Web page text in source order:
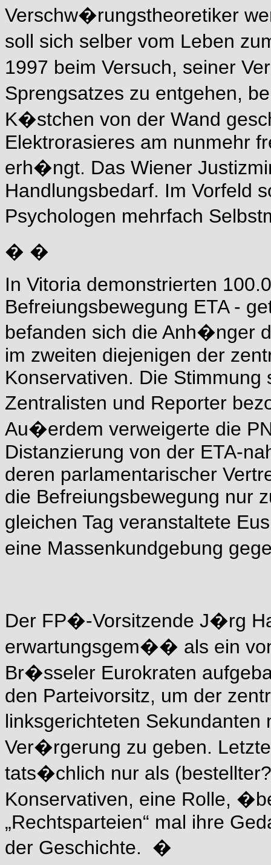
Verschw�rungstheoretiker
soll sich selber vom Leben
1997 beim Versuch, seiner
Sprengsatzes zu entgehen,
K�stchen von der Wand
Elektrorasieres am nunmehr
erh�ngt. Das Wiener
Handlungsbedarf. Im Vorfeld
Psychologen mehrfach
� �
In Vitoria demonstrierten
Befreiungsbewegung ETA -
befanden sich die Anh�nger
im zweiten diejenigen der
Konservativen. Die
Zentralisten und Reporter
Au�erdem verweigerte die
Distanzierung von der ETA-
deren parlamentarischer
die Befreiungsbewegung nur
gleichen Tag veranstaltete
eine Massenkundgebung
Der FP�-Vorsitzende J�rg
erwartungsgem�� als ein
Br�sseler Eurokraten
den Parteivorsitz, um der
linksgerichteten
Ver�rgerung zu geben.
tats�chlich nur als
Konservativen, eine Rolle,
„Rechtsparteien“ mal ihre
der Geschichte. �